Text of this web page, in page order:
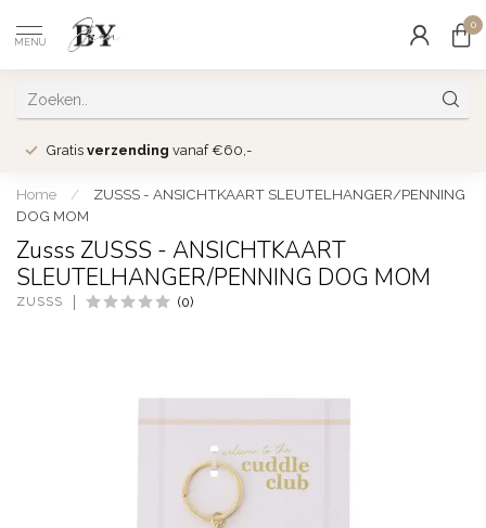
MENU
0
Gratis verzending vanaf €60,-
Home /
ZUSSS - ANSICHTKAART SLEUTELHANGER/PENNING
DOG MOM
Zusss ZUSSS - ANSICHTKAART
SLEUTELHANGER/PENNING DOG MOM
ZUSSS (0)